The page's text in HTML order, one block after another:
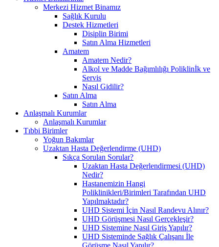
Merkezi Hizmet Binamız
Sağlık Kurulu
Destek Hizmetleri
Disiplin Birimi
Satın Alma Hizmetleri
Amatem
Amatem Nedir?
Alkol ve Madde Bağımlılığı Poliklinİk ve
Servis
Nasıl Gidilir?
Satın Alma
Satın Alma
Anlaşmalı Kurumlar
Anlaşmalı Kurumlar
Tıbbi Birimler
Yoğun Bakımlar
Uzaktan Hasta Değerlendirme (UHD)
Sıkça Sorulan Sorular?
Uzaktan Hasta Değerlendirmesi (UHD)
Nedir?
Hastanemizin Hangi
Poliklinikleri/Birimleri Tarafından UHD
Yapılmaktadır?
UHD Sistemi İçin Nasıl Randevu Alınır?
UHD Görüşmesi Nasıl Gerçekleşir?
UHD Sistemine Nasıl Giriş Yapılır?
UHD Sisteminde Sağlık Çalışanı İle
Görüşme Nasıl Yapılır?